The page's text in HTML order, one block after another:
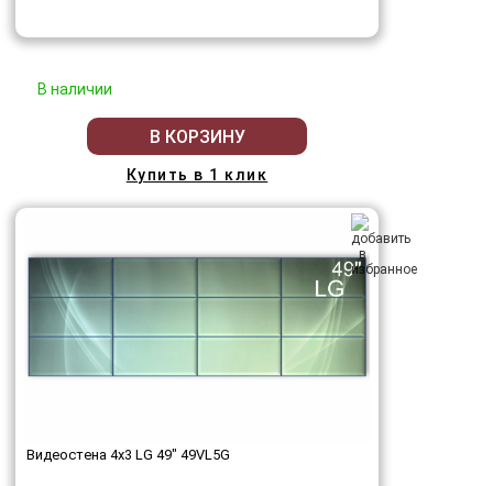
В наличии
В КОРЗИНУ
Купить в 1 клик
Видеостена 4x3 LG 49" 49VL5G